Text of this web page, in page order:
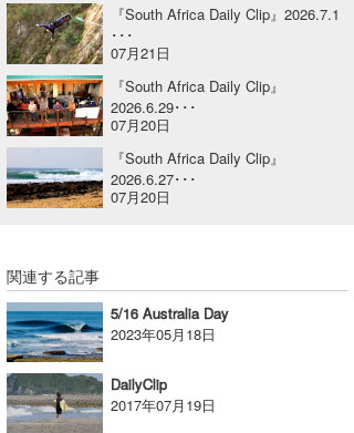
『South Africa Daily Clip』2026.7.1
･･･
07月21日
『South Africa Daily Clip』
2026.6.29･･･
07月20日
『South Africa Daily Clip』
2026.6.27･･･
07月20日
関連する記事
5/16 Australia Day
2023年05月18日
DailyClip
2017年07月19日
CBA Films
熊谷素子
田原啓江
植村未来
NOBUFUKU
大野”MAR”修聖
喜納海人
chan-U
ECE
G◎Da
H
KID
KY
MIN
mitz
OYZ